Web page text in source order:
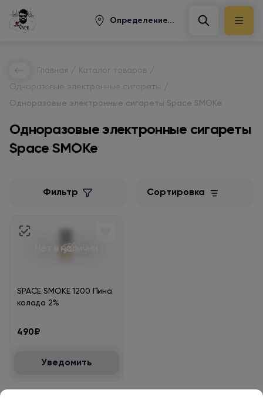
Определение...
Главная Каталог товаров
Одноразовые электронные сигареты
Одноразовые электронные сигареты Space SMOKe
Одноразовые электронные сигареты
Space SMOKe
Фильтр Сортировка
Нет в наличии
SPACE SMOKE 1200 Пина
колада 2%
490₽
Уведомить